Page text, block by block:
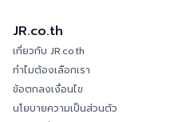
JR.co.th
เกี่ยวกับ JR.co.th
ทำไมต้องเลือกเรา
ข้อตกลงเงื่อนไข
นโยบายความเป็นส่วนตัว